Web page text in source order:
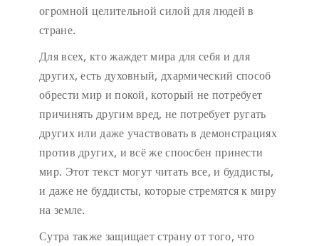
огромной целительной силой для людей в
стране.
Для всех, кто жаждет мира для себя и для
других, есть духовный, дхармический способ
обрести мир и покой, который не потребует
причинять другим вред, не потребует ругать
других или даже участвовать в демонстрациях
против других, и всё же споосбен принести
мир. Этот текст могут читать все, и буддисты,
и даже не буддисты, которые стремятся к миру
на земле.
Сутра также защищает страну от того, что